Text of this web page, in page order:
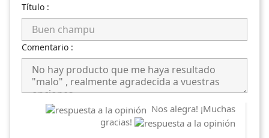
Título :
Comentario :
Nos alegra! ¡Muchas
gracias!